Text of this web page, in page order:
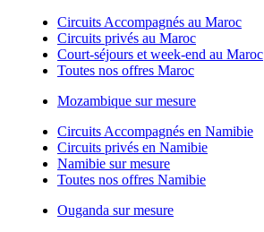
Circuits Accompagnés au Maroc
Circuits privés au Maroc
Court-séjours et week-end au Maroc
Toutes nos offres Maroc
Mozambique sur mesure
Circuits Accompagnés en Namibie
Circuits privés en Namibie
Namibie sur mesure
Toutes nos offres Namibie
Ouganda sur mesure